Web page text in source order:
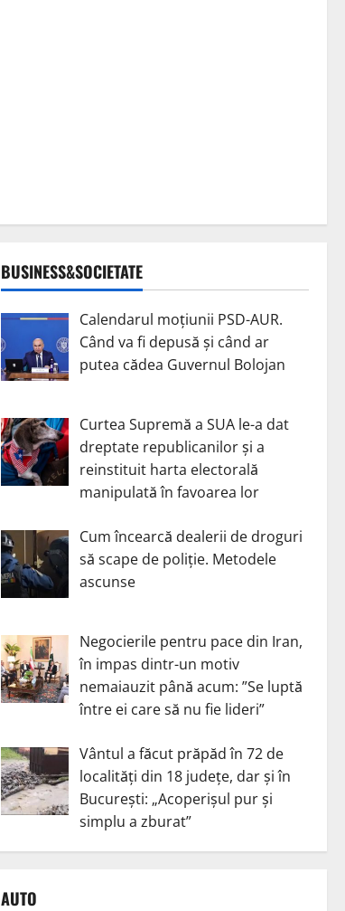
BUSINESS&SOCIETATE
Calendarul moțiunii PSD-AUR.
Când va fi depusă și când ar
putea cădea Guvernul Bolojan
Curtea Supremă a SUA le-a dat
dreptate republicanilor și a
reinstituit harta electorală
manipulată în favoarea lor
Cum încearcă dealerii de droguri
să scape de poliție. Metodele
ascunse
Negocierile pentru pace din Iran,
în impas dintr-un motiv
nemaiauzit până acum: ”Se luptă
între ei care să nu fie lideri”
Vântul a făcut prăpăd în 72 de
localități din 18 județe, dar și în
București: „Acoperișul pur și
simplu a zburat”
AUTO